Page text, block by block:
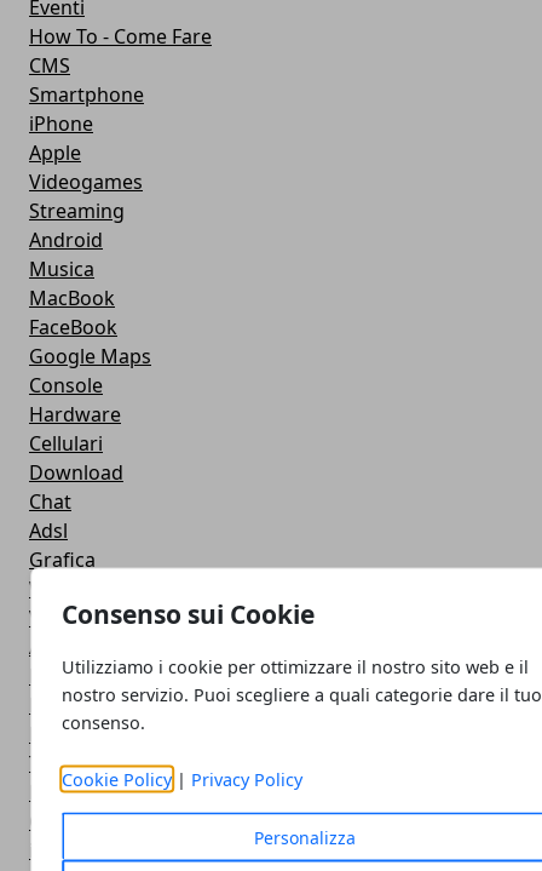
Consenso sui Cookie
Utilizziamo i cookie per ottimizzare il nostro sito web e il
nostro servizio. Puoi scegliere a quali categorie dare il tuo
consenso.
Cookie Policy | Privacy Policy
Personalizza
Eventi
How To - Come Fare
CMS
Smartphone
iPhone
Apple
Videogames
Streaming
Android
Musica
MacBook
FaceBook
Google Maps
Console
Hardware
Cellulari
Download
Chat
Adsl
Grafica
WeGeek
Video
AppStore
Microsoft
Programmzione
Nokia
Twitter
Privacy
Google +